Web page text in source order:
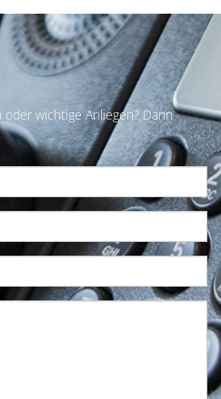
oder wichtige Anliegen? Dann